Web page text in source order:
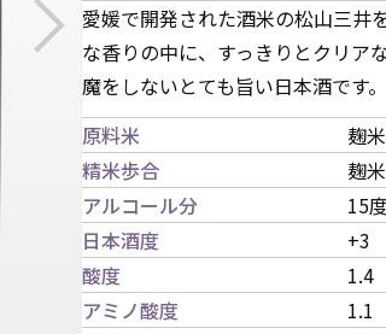
愛媛で開発された酒米の松山三井
な香りの中に、すっきりとクリア
魔をしないとても旨い日本酒です。
原料米
麹
精米歩合
麹
アルコール分
15
日本酒度
+3
酸度
1.4
アミノ酸度
1.1